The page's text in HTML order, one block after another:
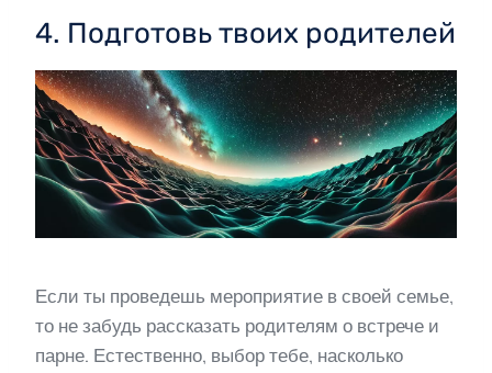
4. Подготовь твоих родителей
Если ты проведешь мероприятие в своей семье,
то не забудь рассказать родителям о встрече и
парне. Естественно, выбор тебе, насколько